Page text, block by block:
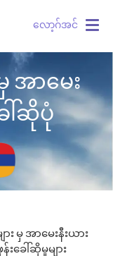
လော့ဂ်အင်
အာမေး
ါ်ဆိုပုံ
မှ အာမေးနီးယား
ေါ်ဆိုမှုများ